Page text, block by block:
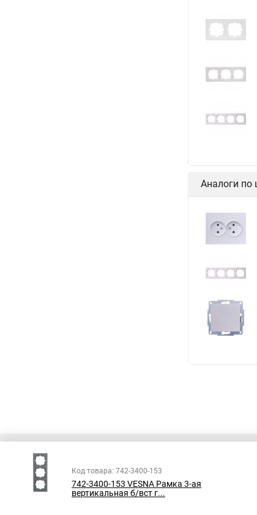
Аналоги по
Все права защищены
Код товара: 742-3400-153
742-3400-153 VESNA Рамка 3-ая
вертикальная б/вст г...